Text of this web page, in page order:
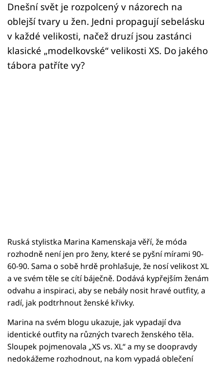
Dnešní svět je rozpolcený v názorech na
oblejší tvary u žen. Jedni propagují sebelásku
v každé velikosti, načež druzí jsou zastánci
klasické „modelkovské“ velikosti XS. Do jakého
tábora patříte vy?
Ruská stylistka Marina Kamenskaja věří, že móda
rozhodně není jen pro ženy, které se pyšní mírami 90-
60-90. Sama o sobě hrdě prohlašuje, že nosí velikost XL
a ve svém těle se cítí báječně. Dodává kypřejším ženám
odvahu a inspiraci, aby se nebály nosit hravé outfity, a
radí, jak podtrhnout ženské křivky.
Marina na svém blogu ukazuje, jak vypadají dva
identické outfity na různých tvarech ženského těla.
Sloupek pojmenovala „XS vs. XL“ a my se doopravdy
nedokážeme rozhodnout, na kom vypadá oblečení